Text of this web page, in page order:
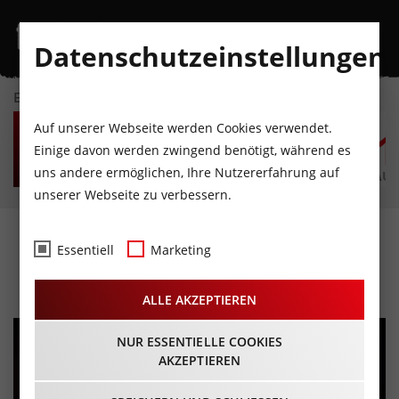
EVENTKALENDER
FR
7
AUGUST
SA
8
AUGUST
SO
9
AUGUST
MO
10
AUGUST
DI
11
AUGUST
Ladies Night
29.05.2024 - Beginn 20:15 Uhr
Datenschutzeinstellungen
Auf unserer Webseite werden Cookies verwendet.
Einige davon werden zwingend benötigt, während es
uns andere ermöglichen, Ihre Nutzererfahrung auf
unserer Webseite zu verbessern.
Essentiell Marketing
ALLE AKZEPTIEREN
NUR ESSENTIELLE COOKIES
AKZEPTIEREN